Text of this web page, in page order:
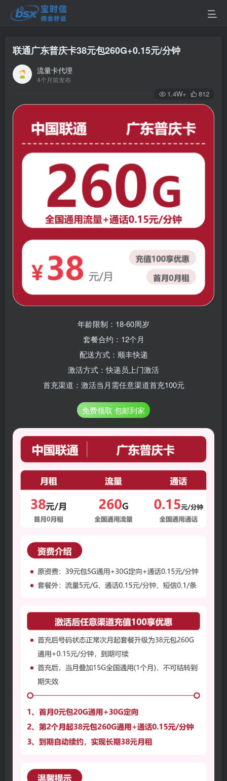
联通广东普庆卡38元包260G+0.15元/分钟
流量卡代理
4个月前发布
1.4W+ 812
年龄限制：18-60周岁
套餐合约：12个月
配送方式：顺丰快递
激活方式：快递员上门激活
首充渠道：激活当月需任意渠道首充100元
免费领取 包邮到家